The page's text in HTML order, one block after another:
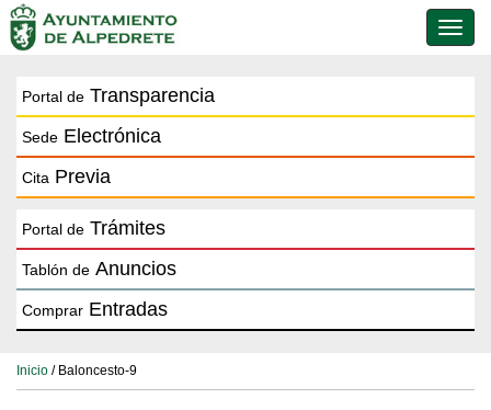
de
Portal de Transparencia
Sede Electrónica
Cita Previa
Portal de Trámites
Tablón de Anuncios
Comprar Entradas
Inicio / Baloncesto-9